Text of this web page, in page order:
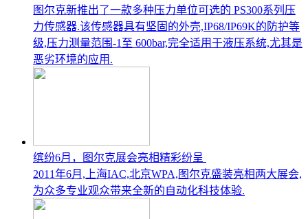
图尔克新推出了一款多种压力单位可选的 PS300系列压
力传感器.该传感器具有坚固的外壳,IP68/IP69K的防护等
级,压力测量范围-1至 600bar,完全适用于液压系统,尤其是
恶劣环境的应用.
缤纷6月，图尔克展会亮相精彩纷呈
2011年6月,上海IAC,北京WPA,图尔克盛装亮相两大展会,
为众多专业观众带来全新的自动化科技体验.